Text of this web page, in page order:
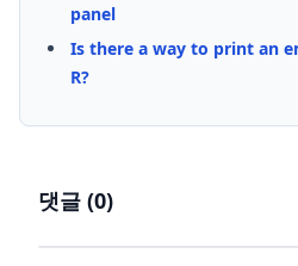
panel
Is there a way to print an
R?
댓글 (0)